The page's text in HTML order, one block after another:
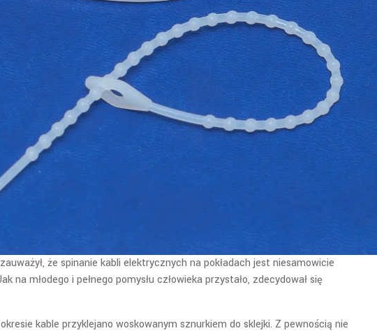
że spinanie kabli elektrycznych na pokładach jest niesamowicie
młodego i pełnego pomysłu człowieka przystało, zdecydował się
kable przyklejano woskowanym sznurkiem do sklejki. Z pewnością nie